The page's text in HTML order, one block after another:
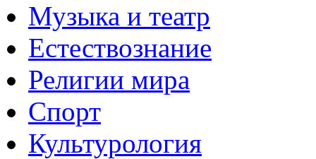
Музыка и театр
Естествознание
Религии мира
Спорт
Культурология